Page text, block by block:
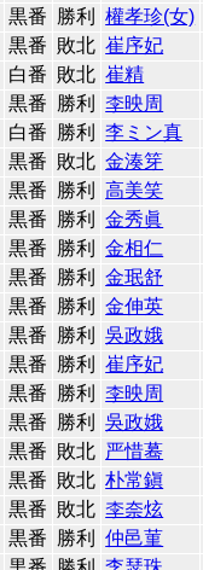
黒番 勝利 權孝珍(女)
黒番 敗北 崔序妃
白番 敗北 崔精
黒番 勝利 李映周
白番 勝利 李ミン真
黒番 敗北 金湊笌
黒番 勝利 高美笑
黒番 勝利 金秀眞
黒番 勝利 金相仁
黒番 勝利 金珉舒
黒番 勝利 金伸英
黒番 勝利 吳政娥
黒番 勝利 崔序妃
黒番 勝利 李映周
黒番 勝利 吳政娥
黒番 敗北 严惜蓦
黒番 敗北 朴常鎭
黒番 敗北 李奈炫
黒番 勝利 仲邑菫